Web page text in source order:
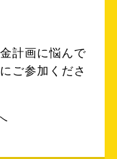
計画に悩んで
ご参加くださ